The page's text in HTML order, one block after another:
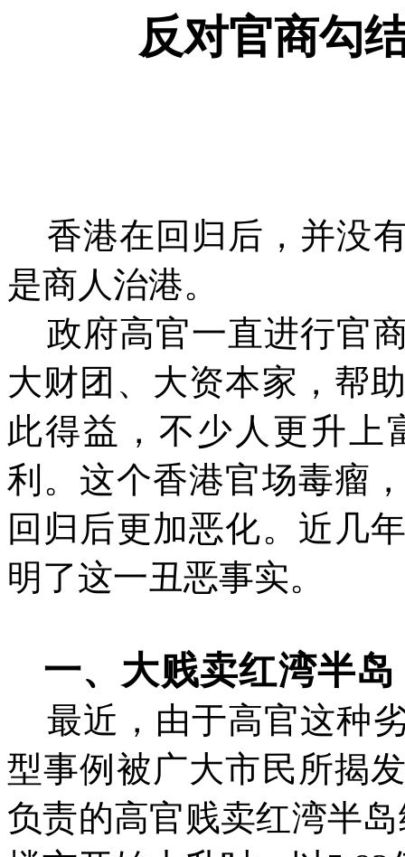
反对官商勾
香港在回归后，并没
是商人治港。
政府高官一直进行官
大财团、大资本家，帮
此得益，不少人更升上
利。这个香港官场毒瘤
回归后更加恶化。近几
明了这一丑恶事实。
一、大贱卖红湾半岛
最近，由于高官这种
型事例被广大市民所揭
负责的高官贱卖红湾半